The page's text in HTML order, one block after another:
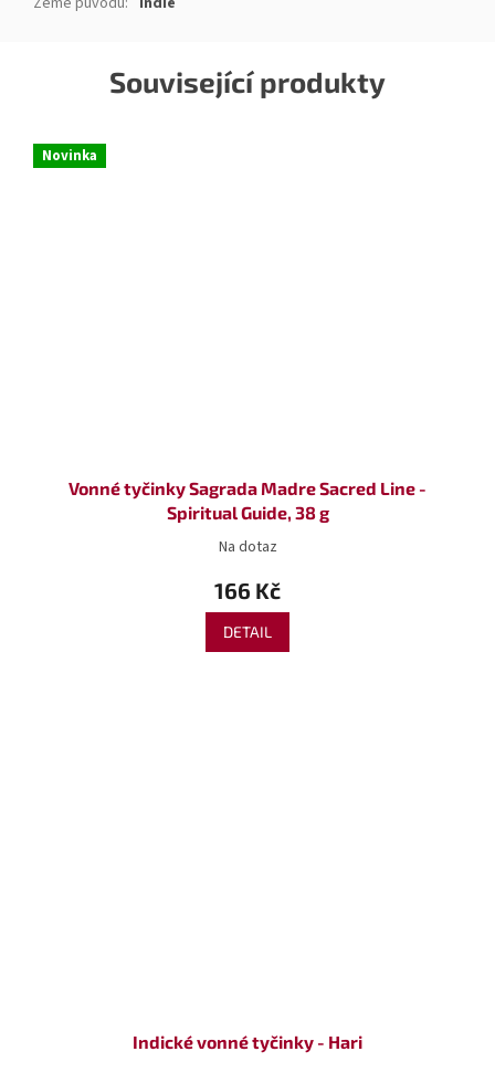
Související produkty
Novinka
Vonné tyčinky Sagrada Madre Sacred Line -
Spiritual Guide, 38 g
Na dotaz
166 Kč
DETAIL
Indické vonné tyčinky - Hari